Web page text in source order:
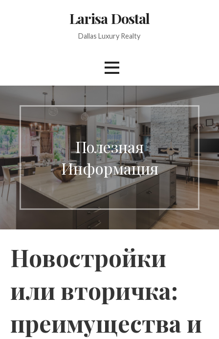
Larisa Dostal
Dallas Luxury Realty
Полезная
Информация
Новостройки
или вторичка:
преимущества и